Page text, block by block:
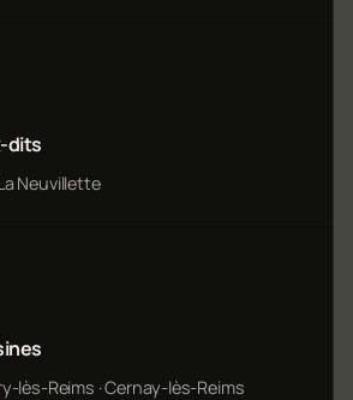
dits
Neuvillette
lès-Reims · Cernay-lès-Reims